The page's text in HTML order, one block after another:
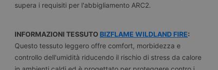
supera i requisiti per l'abbigliamento ARC2.
INFORMAZIONI TESSUTO BIZFLAME WILDLAND FIRE:
Questo tessuto leggero offre comfort, morbidezza e
controllo dell'umidità riducendo il rischio di stress da calore